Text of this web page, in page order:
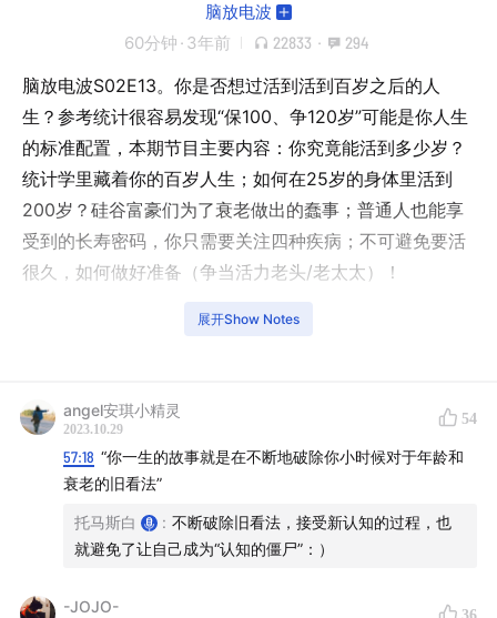
脑放电波
60分钟 · 3年前 22833 · 294
脑放电波S02E13。你是否想过活到活到百岁之后的人
生？参考统计很容易发现“保100、争120岁”可能是你人生
的标准配置，本期节目主要内容：你究竟能活到多少岁？
统计学里藏着你的百岁人生；如何在25岁的身体里活到
200岁？硅谷富豪们为了衰老做出的蠢事；普通人也能享
受到的长寿密码，你只需要关注四种疾病；不可避免要活
很久，如何做好准备（争当活力老头/老太太）！
本书的主要观点参考自：《年龄革命》、《Outlive: The
欢迎在评论区留言告诉我们你对自己“百岁人生”的期待与
准备，我们将抽出六位听众送出《年龄革命》
对于节目话题的更多观点，获取更多未呈现在节目中的扩
展阅读，欢迎添加脑放电波小助手微信（BrainAMP01）
加群参与讨论。
主播：
展开Show Notes
angel安琪小精灵
2023.10.29
54
57:18
衰老的旧看法”
托马斯白 : 不断破除旧看法，接受新认知的过程，也
就避免了让自己成为“认知的僵尸”：）
-JOJO- 36